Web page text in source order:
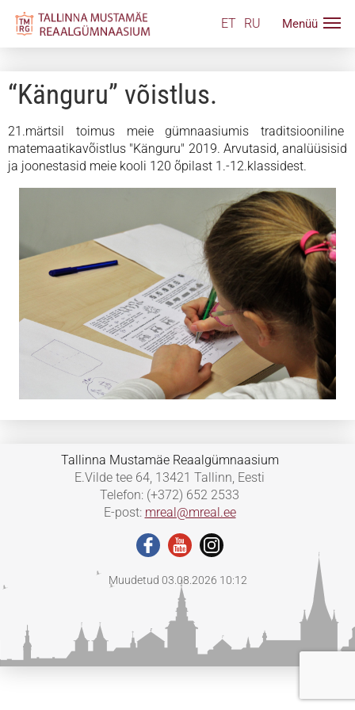
ET RU
“Känguru” võistlus.
21.märtsil toimus meie gümnaasiumis traditsiooniline
matemaatikavõistlus "Känguru" 2019. Arvutasid, analüüsisid
ja joonestasid meie kooli 120 õpilast 1.-12.klassidest.
Tallinna Mustamäe Reaalgümnaasium
E.Vilde tee 64, 13421 Tallinn, Eesti
Telefon: (+372) 652 2533
E-post: mreal@mreal.ee
Muudetud 03.08.2026 10:12